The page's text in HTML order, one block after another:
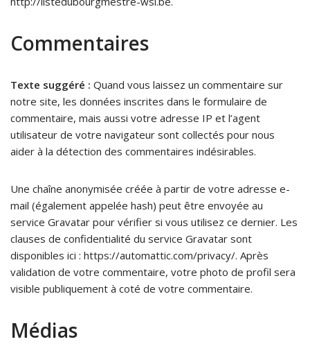
Commentaires
Texte suggéré : Quand vous laissez un commentaire sur
notre site, les données inscrites dans le formulaire de
commentaire, mais aussi votre adresse IP et l’agent
utilisateur de votre navigateur sont collectés pour nous
aider à la détection des commentaires indésirables.
Une chaîne anonymisée créée à partir de votre adresse e-
mail (également appelée hash) peut être envoyée au
service Gravatar pour vérifier si vous utilisez ce dernier. Les
clauses de confidentialité du service Gravatar sont
disponibles ici : https://automattic.com/privacy/. Après
validation de votre commentaire, votre photo de profil sera
visible publiquement à coté de votre commentaire.
Médias